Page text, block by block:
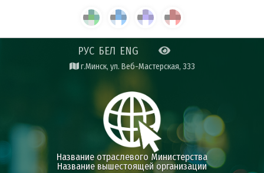
РУС БЕЛ ENG
г.Минск, ул. Веб-Мастерская, 333
Название отраслевого Министерства
Название вышестоящей организации